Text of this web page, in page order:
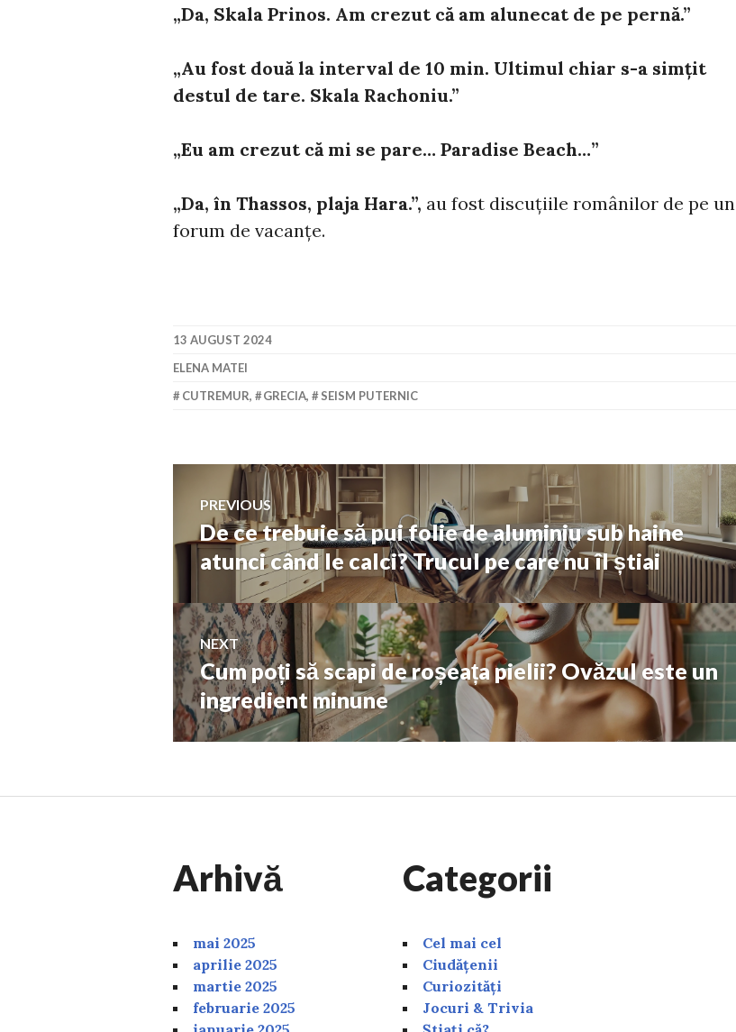
„Da, Skala Prinos. Am crezut că am alunecat de pe pernă.”
„Au fost două la interval de 10 min. Ultimul chiar s-a simțit
destul de tare. Skala Rachoniu.”
„Eu am crezut că mi se pare… Paradise Beach…”
„Da, în Thassos, plaja Hara.”, au fost discuțiile românilor de pe un
forum de vacanțe.
13 AUGUST 2024
ELENA MATEI
CUTREMUR, GRECIA, SEISM PUTERNIC
Navigare
în
articole
PREVIOUS
Previous
post:
De ce trebuie să pui folie de aluminiu sub haine
atunci când le calci? Trucul pe care nu îl știai
NEXT
Next
post:
Cum poți să scapi de roșeața pielii? Ovăzul este un
ingredient minune
Arhivă
mai 2025
aprilie 2025
martie 2025
februarie 2025
Categorii
Cel mai cel
Ciudățenii
Curiozități
Jocuri & Trivia